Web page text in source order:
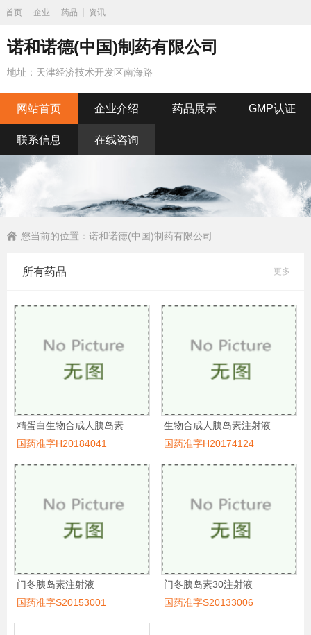
首页 企业 药品 资讯
诺和诺德(中国)制药有限公司
地址：天津经济技术开发区南海路
网站首页 企业介绍 药品展示 GMP认证
联系信息 在线咨询
您当前的位置： 诺和诺德(中国)制药有限公司
所有药品 更多
精蛋白生物合成人胰岛素
国药准字H20184041
生物合成人胰岛素注射液
国药准字H20174124
门冬胰岛素注射液
国药准字S20153001
门冬胰岛素30注射液
国药准字S20133006